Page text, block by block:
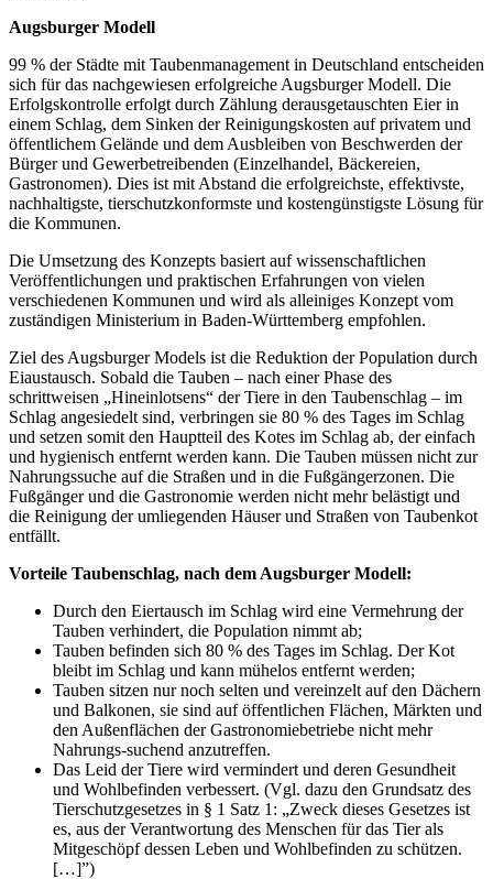
Augsburger Modell
99 % der Städte mit Taubenmanagement in Deutschland entscheiden
sich für das nachgewiesen erfolgreiche Augsburger Modell. Die
Erfolgskontrolle erfolgt durch Zählung derausgetauschten Eier in
einem Schlag, dem Sinken der Reinigungskosten auf privatem und
öffentlichem Gelände und dem Ausbleiben von Beschwerden der
Bürger und Gewerbetreibenden (Einzelhandel, Bäckereien,
Gastronomen). Dies ist mit Abstand die erfolgreichste, effektivste,
nachhaltigste, tierschutzkonformste und kostengünstigste Lösung für
die Kommunen.
Die Umsetzung des Konzepts basiert auf wissenschaftlichen
Veröffentlichungen und praktischen Erfahrungen von vielen
verschiedenen Kommunen und wird als alleiniges Konzept vom
zuständigen Ministerium in Baden-Württemberg empfohlen.
Ziel des Augsburger Models ist die Reduktion der Population durch
Eiaustausch. Sobald die Tauben – nach einer Phase des
schrittweisen „Hineinlotsens“ der Tiere in den Taubenschlag – im
Schlag angesiedelt sind, verbringen sie 80 % des Tages im Schlag
und setzen somit den Hauptteil des Kotes im Schlag ab, der einfach
und hygienisch entfernt werden kann. Die Tauben müssen nicht zur
Nahrungssuche auf die Straßen und in die Fußgängerzonen. Die
Fußgänger und die Gastronomie werden nicht mehr belästigt und
die Reinigung der umliegenden Häuser und Straßen von Taubenkot
entfällt.
Vorteile Taubenschlag, nach dem Augsburger Modell:
Durch den Eiertausch im Schlag wird eine Vermehrung der
Tauben verhindert, die Population nimmt ab;
Tauben befinden sich 80 % des Tages im Schlag. Der Kot
bleibt im Schlag und kann mühelos entfernt werden;
Tauben sitzen nur noch selten und vereinzelt auf den Dächern
und Balkonen, sie sind auf öffentlichen Flächen, Märkten und
den Außenflächen der Gastronomiebetriebe nicht mehr
Nahrungs-suchend anzutreffen.
Das Leid der Tiere wird vermindert und deren Gesundheit
und Wohlbefinden verbessert. (Vgl. dazu den Grundsatz des
Tierschutzgesetzes in § 1 Satz 1: „Zweck dieses Gesetzes ist
es, aus der Verantwortung des Menschen für das Tier als
Mitgeschöpf dessen Leben und Wohlbefinden zu schützen.
[…]”)